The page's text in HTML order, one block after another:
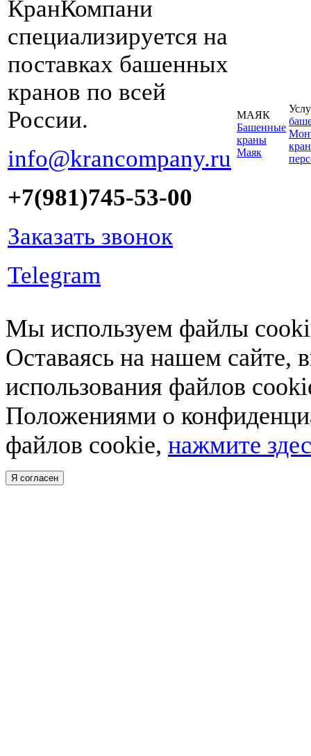
КранКомпани
специализируется на
поставках башенных
кранов по всей
России.
info@krancompany.ru
+7(981)745-53-00
Заказать звонок
Telegram
МАЯК
Башенные
краны
Маяк
Мы используем файлы
Оставаясь на нашем сайте,
использования файлов
Положениями о
файлов cookie, нажмите
Я согласен